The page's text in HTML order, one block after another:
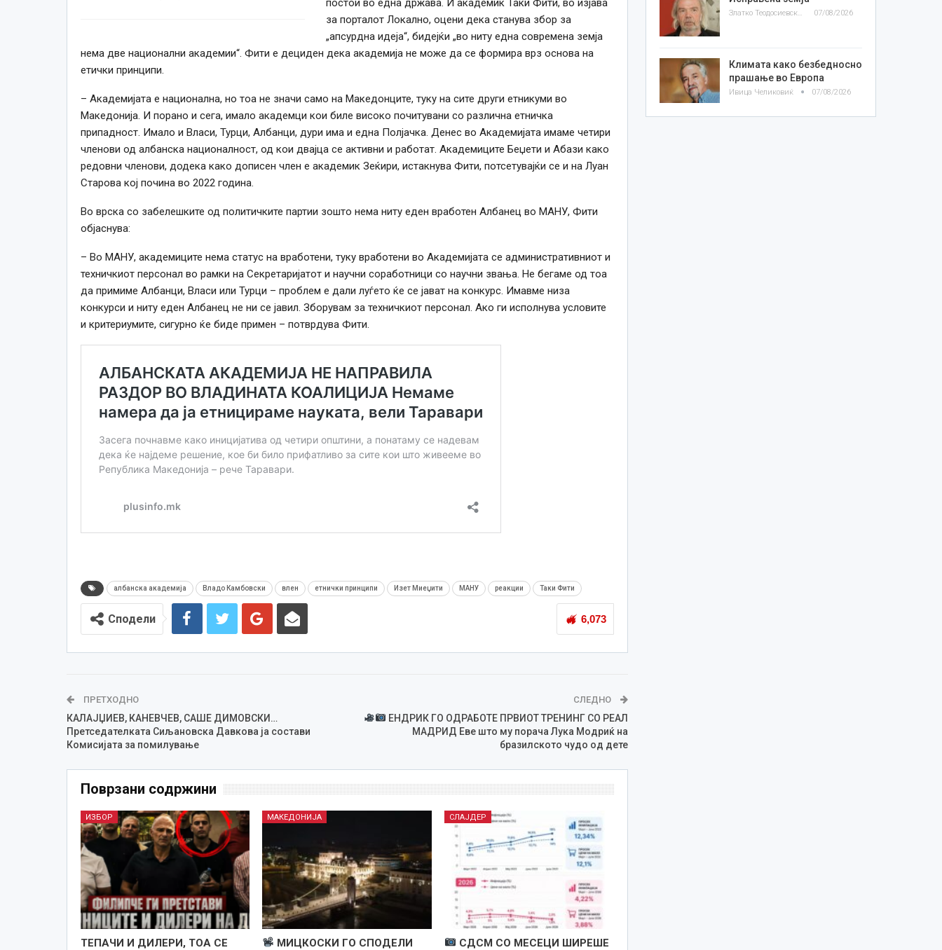
постои во една држава. И академик Таки Фити, во изјава
за порталот Локално, оцени дека станува збор за
„апсурдна идеја“, бидејќи „во ниту една современа земја
нема две национални академии“. Фити е дециден дека академија не може да се формира врз основа на
етички принципи.
– Академијата е национална, но тоа не значи само на Македонците, туку на сите други етникуми во
Македонија. И порано и сега, имало академци кои биле високо почитувани со различна етничка
припадност. Имало и Власи, Турци, Албанци, дури има и една Полјачка. Денес во Академијата имаме четири
членови од албанска националност, од кои двајца се активни и работат. Академиците Беџети и Абази како
редовни членови, додека како дописен член е академик Зеќири, истакнува Фити, потсетувајќи се и на Луан
Старова кој почина во 2022 година.
Во врска со забелешките од политичките партии зошто нема ниту еден вработен Албанец во МАНУ, Фити
објаснува:
– Во МАНУ, академиците нема статус на вработени, туку вработени во Академијата се административниот и
техничкиот персонал во рамки на Секретаријатот и научни соработници со научни звања. Не бегаме од тоа
да примиме Албанци, Власи или Турци – проблем е дали луѓето ќе се јават на конкурс. Имавме низа
конкурси и ниту еден Албанец не ни се јавил. Зборувам за техничкиот персонал. Ако ги исполнува условите
и критериумите, сигурно ќе биде примен – потврдува Фити.
албанска академија Владо Камбовски влен етнички принципи Изет Миеџити МАНУ реакции Таки Фити
6,073
Сподели
ПРЕТХОДНО
КАЛАЈЏИЕВ, КАНЕВЧЕВ, САШЕ ДИМОВСКИ…
Претседателката Сиљановска Давкова ја состави
Комисијата за помилување
СЛЕДНО
ЕНДРИК ГО ОДРАБОТЕ ПРВИОТ ТРЕНИНГ СО РЕАЛ
МАДРИД Еве што му порача Лука Модриќ на
бразилското чудо од дете
Поврзани содржини
ИЗБОР
TEПАЧИ И ДИЛЕРИ, ТОА СЕ
МАКЕДОНИЈА
МИЦКОСКИ ГО СПОДЕЛИ
СЛАЈДЕР
СДСМ СО МЕСЕЦИ ШИРЕШЕ
Златко Теодосиевски 07/08/2026
Климата како безбедносно
прашање во Европа
Ивица Челиковиќ 07/08/2026